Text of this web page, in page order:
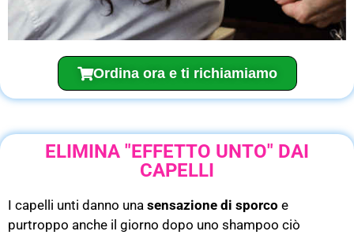
Ordina ora e ti richiamiamo
ELIMINA "EFFETTO UNTO" DAI
CAPELLI
I capelli unti danno una sensazione di sporco e
purtroppo anche il giorno dopo uno shampoo ciò